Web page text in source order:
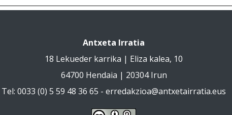
Antxeta Irratia
18 Lekueder karrika | Eliza kalea, 10
64700 Hendaia | 20304 Irun
Tel: 0033 (0) 5 59 48 36 65 - erredakzioa@antxetairratia.eus